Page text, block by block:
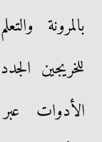
بالمرونة
للخريجين
الأدوات